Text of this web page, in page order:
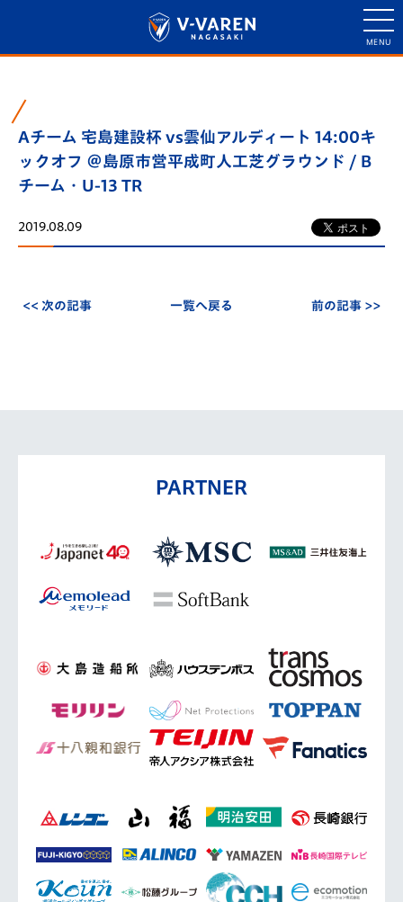
Aチーム 宅島建設杯 vs雲仙アルディート 14:00キ
ックオフ ＠島原市営平成町人工芝グラウンド / B
チーム・U-13 TR
2019.08.09
<< 次の記事 一覧へ戻る 前の記事 >>
PARTNER